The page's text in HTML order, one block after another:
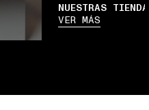
NUESTRAS
VER MÁS